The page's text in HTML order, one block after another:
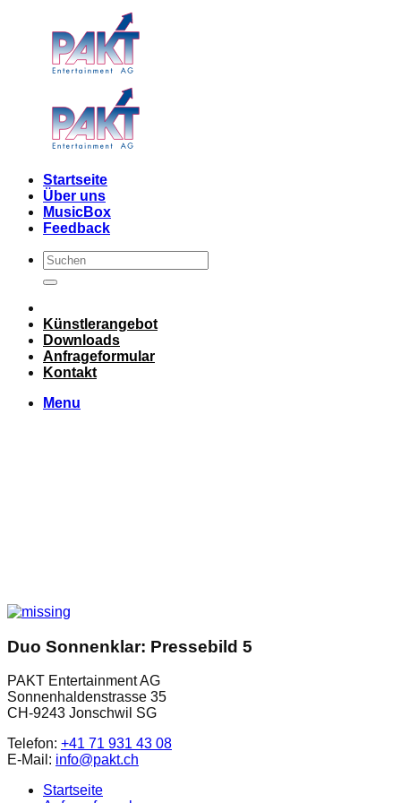
Startseite
Über uns
MusicBox
Feedback
Künstlerangebot
Downloads
Anfrageformular
Kontakt
Menu
Duo Sonnenklar: Pressebild 5
PAKT Entertainment AG
Sonnenhaldenstrasse 35
CH-9243 Jonschwil SG
Telefon: +41 71 931 43 08
E-Mail: info@pakt.ch
Startseite